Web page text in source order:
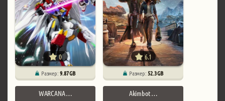
0
Размер:9.87 GB
6.1
Размер:52.3 GB
WARCANA … Akimbot …